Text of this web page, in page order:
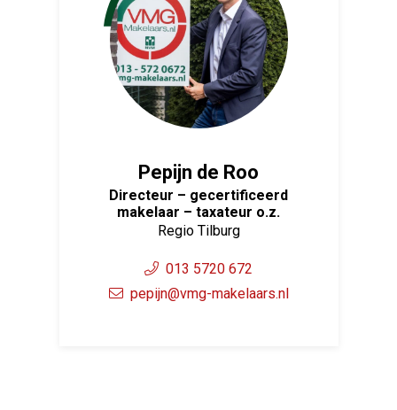
Pepijn de Roo
Directeur – gecertificeerd
makelaar – taxateur o.z.
Regio Tilburg
013 5720 672
pepijn@vmg-makelaars.nl